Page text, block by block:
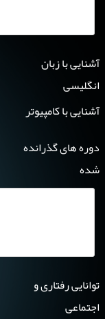
آشنایی با زبان
انگلیسی
آشنایی با کامپیوتر
دوره های گذرانده
شده
توانایی رفتاری و
اجتماعی